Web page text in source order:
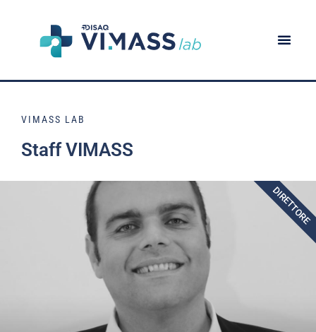
VIMASS LAB
Staff VIMASS
DIRETTORE